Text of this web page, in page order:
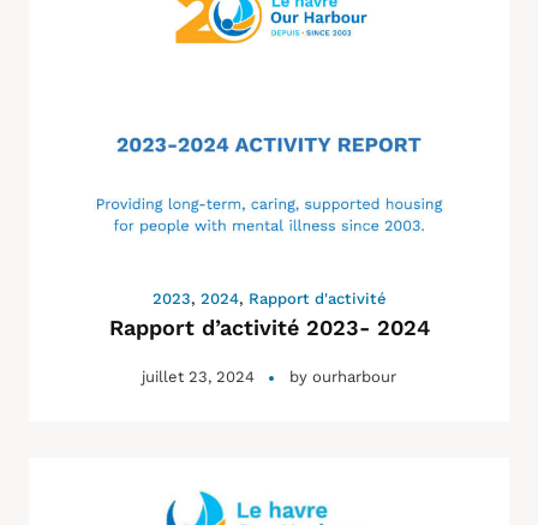
2023, 2024, Rapport d'activité
Rapport d’activité 2023- 2024
juillet 23, 2024 by ourharbour